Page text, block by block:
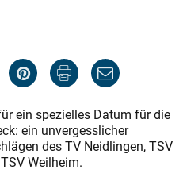
ein spezielles Datum für die
ein unvergesslicher
des TV Neidlingen, TSV
Weilheim.